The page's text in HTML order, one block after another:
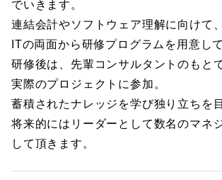
でいきます。
連結会計やソフトウェア理解に向けて
ITの両面から研修プログラムを用意し
研修後は、先輩コンサルタントのもとで
実際のプロジェクトに参加。
蓄積されたナレッジを学び独り立ちを
将来的にはリーダーとして数名のマネ
して頂きます。